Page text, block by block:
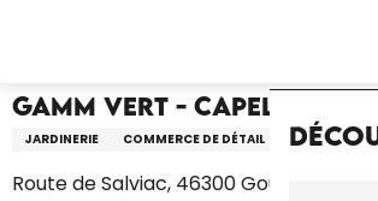
principal
Gamm Vert - Capel 4
JARDINERIE COMMERCE DE DÉTAIL
Route de Salviac, 46300 Gourdon